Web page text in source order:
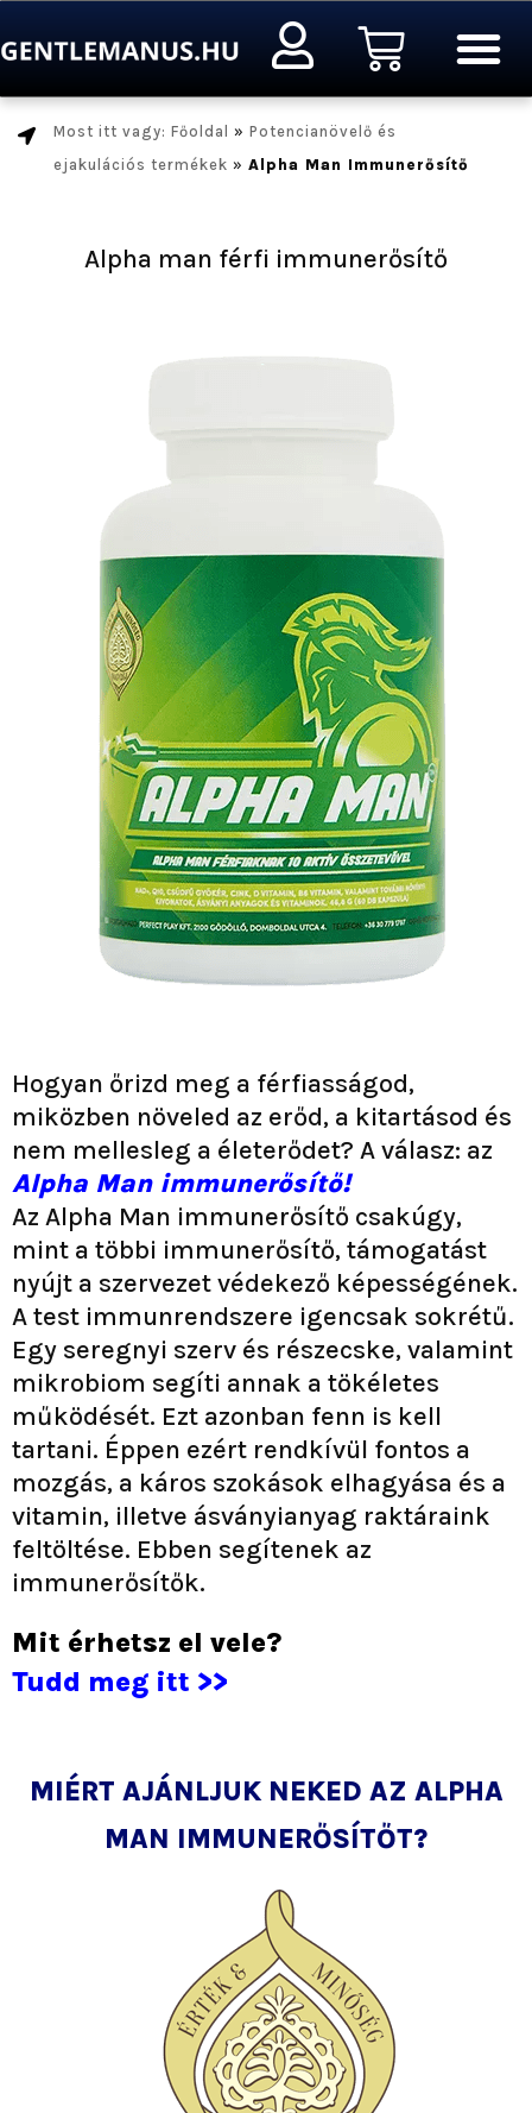
a
Kosár
Most itt vagy: Főoldal » Potencianövelő és
ejakulációs termékek » Alpha Man Immunerősítő
Alpha man férfi immunerősítő
Hogyan őrizd meg a férfiasságod,
miközben növeled az erőd, a kitartásod és
nem mellesleg a életerődet? A válasz: az
Alpha Man immunerősítő!
Az Alpha Man immunerősítő csakúgy,
mint a többi immunerősítő, támogatást
nyújt a szervezet védekező képességének.
A test immunrendszere igencsak sokrétű.
Egy seregnyi szerv és részecske, valamint
mikrobiom segíti annak a tökéletes
működését. Ezt azonban fenn is kell
tartani. Éppen ezért rendkívül fontos a
mozgás, a káros szokások elhagyása és a
vitamin, illetve ásványianyag raktáraink
feltöltése. Ebben segítenek az
immunerősítők.
Mit érhetsz el vele?
Tudd meg itt >>
MIÉRT AJÁNLJUK NEKED AZ ALPHA
MAN IMMUNERŐSÍTŐT?